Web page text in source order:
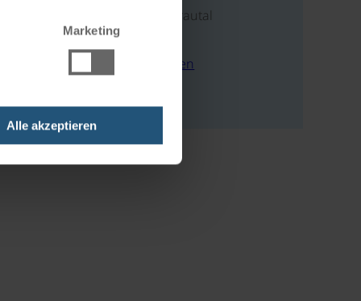
Marketing
Alle akzeptieren
9772 Dellach im Drautal
Österreich
E-Mail schreiben